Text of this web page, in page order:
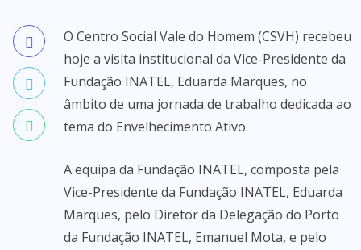
O Centro Social Vale do Homem (CSVH) recebeu
hoje a visita institucional da Vice-Presidente da
Fundação INATEL, Eduarda Marques, no
âmbito de uma jornada de trabalho dedicada ao
tema do Envelhecimento Ativo.
A equipa da Fundação INATEL, composta pela
Vice-Presidente da Fundação INATEL, Eduarda
Marques, pelo Diretor da Delegação do Porto
da Fundação INATEL, Emanuel Mota, e pelo